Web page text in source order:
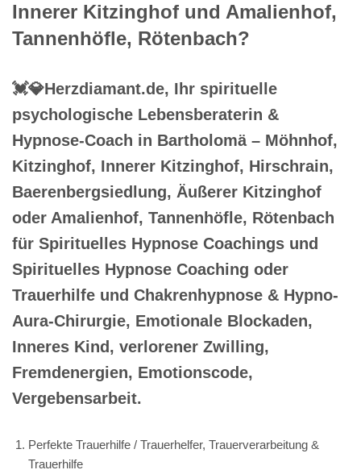
Innerer Kitzinghof und Amalienhof,
Tannenhöfle, Rötenbach?
💓️💎Herzdiamant.de, Ihr spirituelle
psychologische Lebensberaterin &
Hypnose-Coach in Bartholomä – Möhnhof,
Kitzinghof, Innerer Kitzinghof, Hirschrain,
Baerenbergsiedlung, Äußerer Kitzinghof
oder Amalienhof, Tannenhöfle, Rötenbach
für Spirituelles Hypnose Coachings und
Spirituelles Hypnose Coaching oder
Trauerhilfe und Chakrenhypnose & Hypno-
Aura-Chirurgie, Emotionale Blockaden,
Inneres Kind, verlorener Zwilling,
Fremdenergien, Emotionscode,
Vergebensarbeit.
Perfekte Trauerhilfe / Trauerhelfer, Trauerverarbeitung &
Trauerhilfe